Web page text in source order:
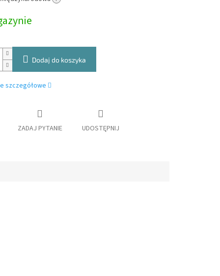
Dodaj do koszyka
szczegółowe
ZADAJ PYTANIE UDOSTĘPNIJ